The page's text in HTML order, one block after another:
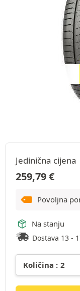
Jedinična cijena
259,79€
Povoljna
Na stanju
Dostava 13 -